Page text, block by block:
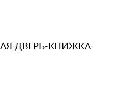
ДВЕРЬ-КНИЖКА